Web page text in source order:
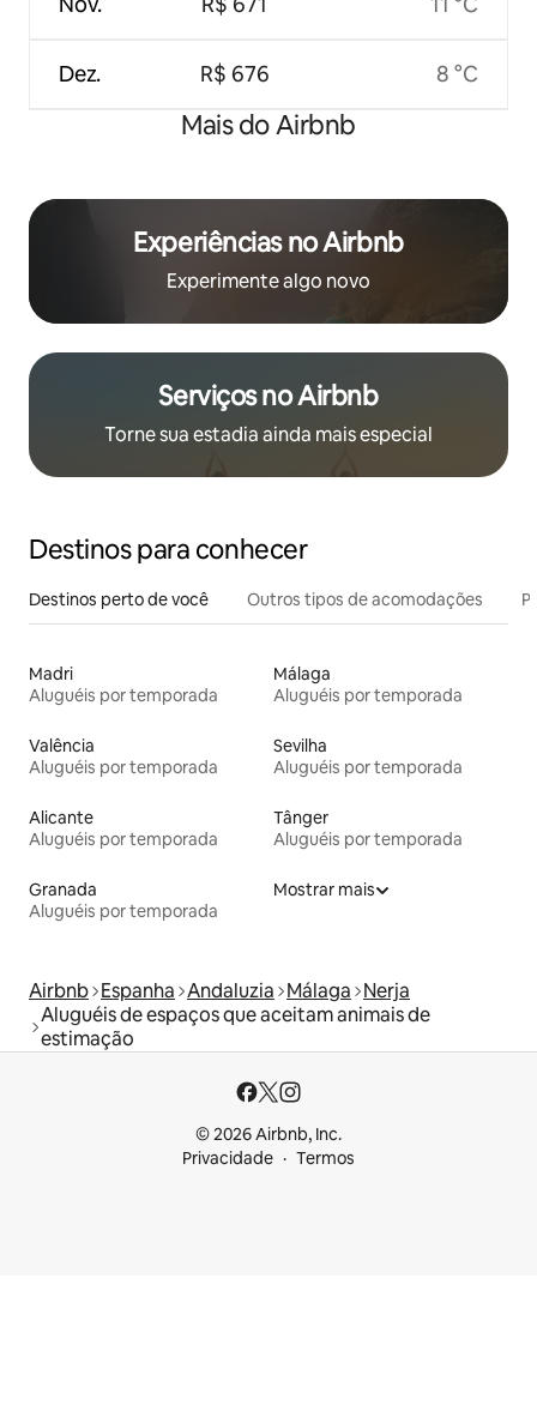
Dez. R$ 676 8 °C
Mais do Airbnb
Experiências no Airbnb
Experimente algo novo
Serviços no Airbnb
Torne sua estadia ainda mais especial
Destinos para conhecer
Destinos perto de você Outros tipos de acomodações
Madri
Aluguéis por temporada
Málaga
Aluguéis por temporada
Valência
Aluguéis por temporada
Sevilha
Aluguéis por temporada
Alicante
Aluguéis por temporada
Tânger
Aluguéis por temporada
Granada
Aluguéis por temporada
Mostrar mais
Airbnb Espanha Andaluzia Málaga Nerja
Aluguéis de espaços que aceitam animais de
estimação
© 2026 Airbnb, Inc.
Privacidade
Termos